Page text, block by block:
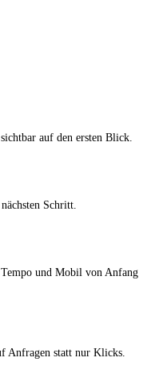
auf den ersten Blick.
Schritt.
und Mobil von Anfang
Anfragen statt nur Klicks.